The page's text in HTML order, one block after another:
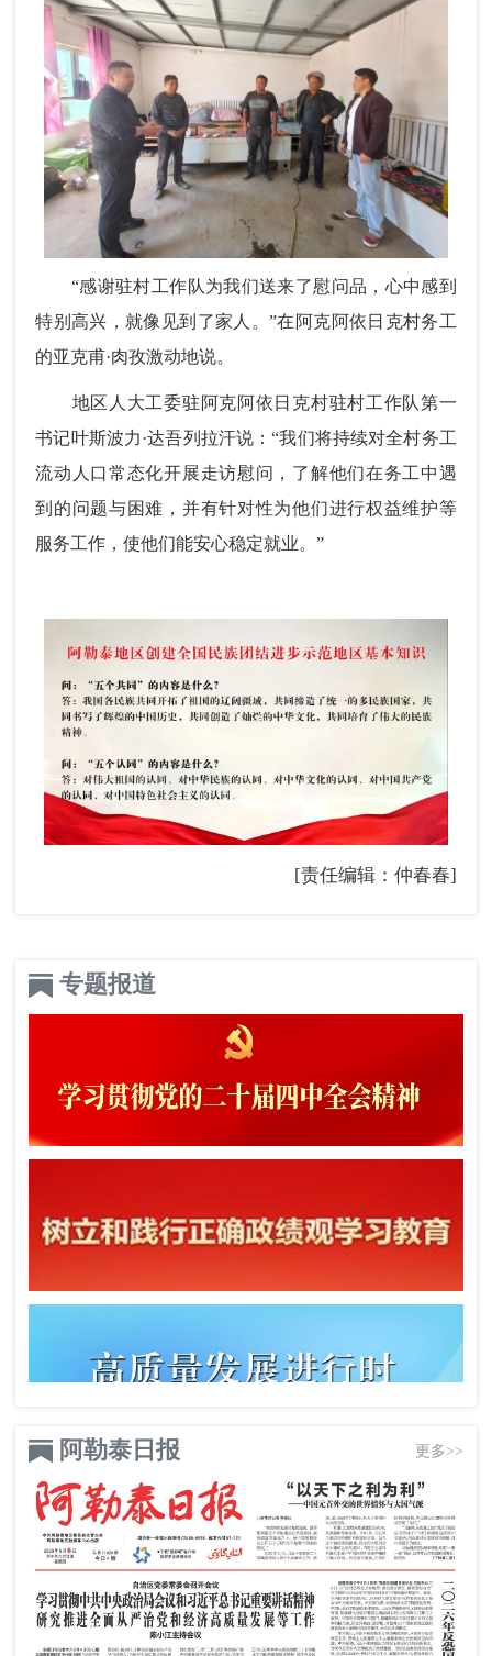
“感谢驻村工作队为我们送来了慰问品，心中感到
特别高兴，就像见到了家人。”在阿克阿依日克村务工
的亚克甫·肉孜激动地说。
地区人大工委驻 阿克阿依日克村驻村工作队第一
书记叶斯波力·达吾列拉汗说 ：“我们将持续对全村务工
流动人口常态化开展走访慰问，了解他们在务工中遇
到的问题与困难，并有针对性为他们进行权益维护等
服务工作，使他们能安心稳定就业。”
[责任编辑：仲春春]
专题报道
阿勒泰日报 更多>>